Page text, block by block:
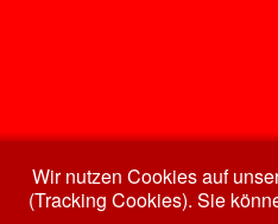
Wir nutzen Cookies auf
(Tracking Cookies). Sie